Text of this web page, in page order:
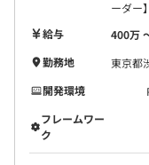
ーダー】
給与
400万
勤務地
東京都
開発環境
フレームワー
ク